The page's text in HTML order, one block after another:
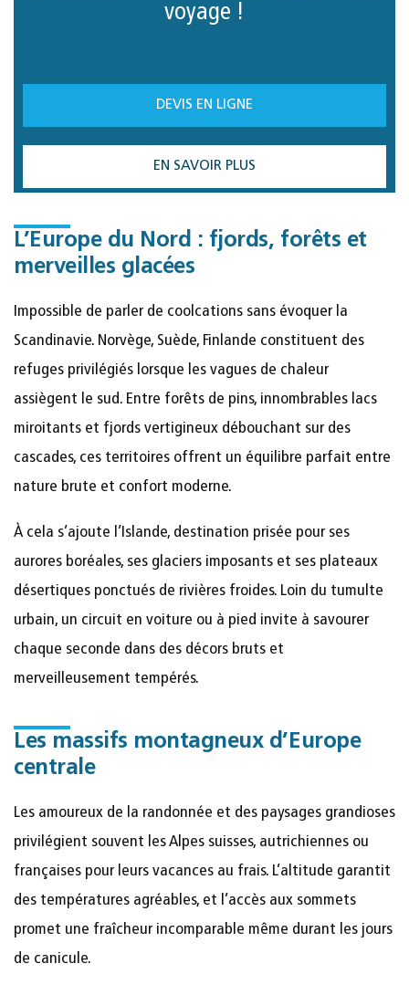
voyage !
DEVIS EN LIGNE
EN SAVOIR PLUS
L’Europe du Nord : fjords, forêts et
merveilles glacées
Impossible de parler de coolcations sans évoquer la
Scandinavie. Norvège, Suède, Finlande constituent des
refuges privilégiés lorsque les vagues de chaleur
assiègent le sud. Entre forêts de pins, innombrables lacs
miroitants et fjords vertigineux débouchant sur des
cascades, ces territoires offrent un équilibre parfait entre
nature brute et confort moderne.
À cela s’ajoute l’Islande, destination prisée pour ses
aurores boréales, ses glaciers imposants et ses plateaux
désertiques ponctués de rivières froides. Loin du tumulte
urbain, un circuit en voiture ou à pied invite à savourer
chaque seconde dans des décors bruts et
merveilleusement tempérés.
Les massifs montagneux d’Europe
centrale
Les amoureux de la randonnée et des paysages grandioses
privilégient souvent les Alpes suisses, autrichiennes ou
françaises pour leurs vacances au frais. L’altitude garantit
des températures agréables, et l’accès aux sommets
promet une fraîcheur incomparable même durant les jours
de canicule.